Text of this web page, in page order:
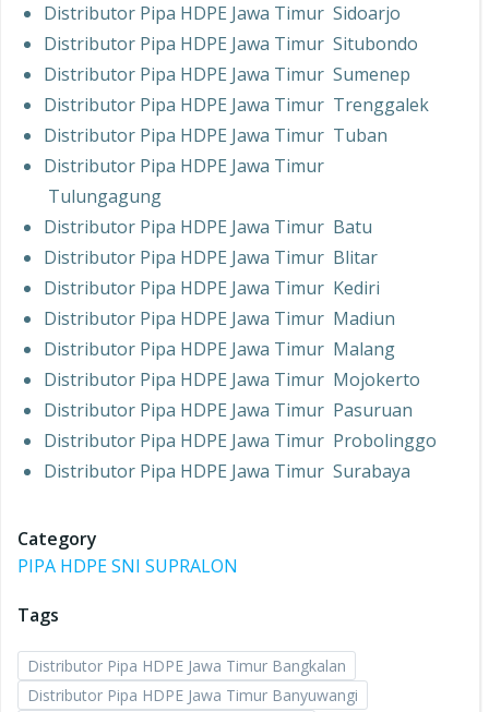
Distributor Pipa HDPE Jawa Timur Sidoarjo
Distributor Pipa HDPE Jawa Timur Situbondo
Distributor Pipa HDPE Jawa Timur Sumenep
Distributor Pipa HDPE Jawa Timur Trenggalek
Distributor Pipa HDPE Jawa Timur Tuban
Distributor Pipa HDPE Jawa Timur
Tulungagung
Distributor Pipa HDPE Jawa Timur Batu
Distributor Pipa HDPE Jawa Timur Blitar
Distributor Pipa HDPE Jawa Timur Kediri
Distributor Pipa HDPE Jawa Timur Madiun
Distributor Pipa HDPE Jawa Timur Malang
Distributor Pipa HDPE Jawa Timur Mojokerto
Distributor Pipa HDPE Jawa Timur Pasuruan
Distributor Pipa HDPE Jawa Timur Probolinggo
Distributor Pipa HDPE Jawa Timur Surabaya
Category
PIPA HDPE SNI SUPRALON
Tags
Distributor Pipa HDPE Jawa Timur Bangkalan
Distributor Pipa HDPE Jawa Timur Banyuwangi